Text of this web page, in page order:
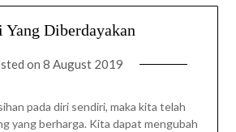
Yang Diberdayakan
on 8 August 2019
pada diri sendiri, maka kita telah
yang berharga. Kita dapat mengubah